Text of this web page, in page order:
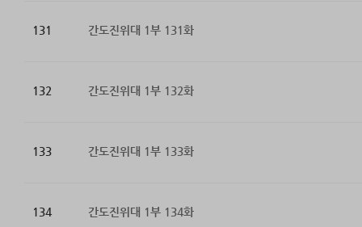
131 간도진위대 1부 131화
132 간도진위대 1부 132화
133 간도진위대 1부 133화
134 간도진위대 1부 134화